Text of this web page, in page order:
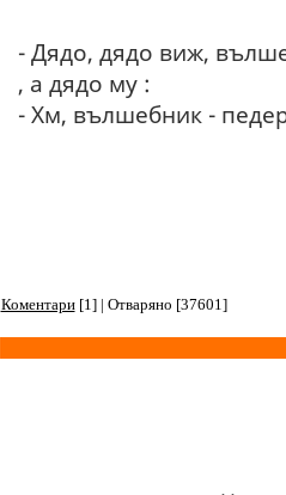
- Дядо, дядо виж,
, а дядо му :
- Хм, вълшебник -
Коментари[1] | Отваряно [37601]